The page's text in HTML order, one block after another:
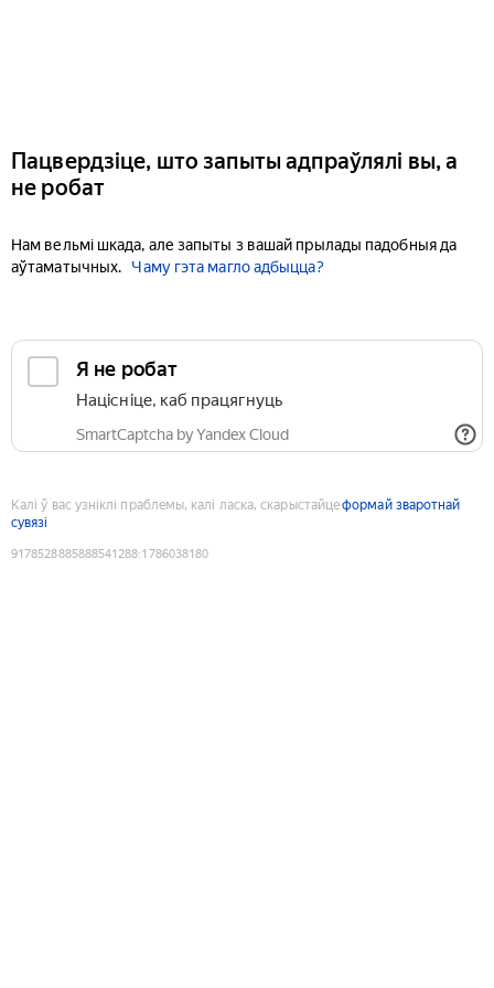
Пацвердзіце, што запыты адпраўлялі вы, а
не робат
Нам вельмі шкада, але запыты з вашай прылады падобныя да
аўтаматычных.
Чаму гэта магло адбыцца?
Я не робат
Націсніце, каб працягнуць
SmartCaptcha by Yandex Cloud
Калі ў вас узніклі праблемы, калі ласка, скарыстайцеформай зваротнай
сувязі
9178528885888541288:1786038180